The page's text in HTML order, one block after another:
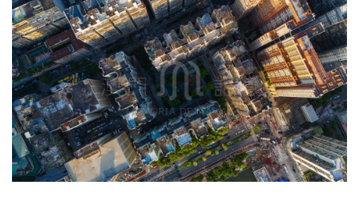
熱
門
搜
索
古
地
圖
媽